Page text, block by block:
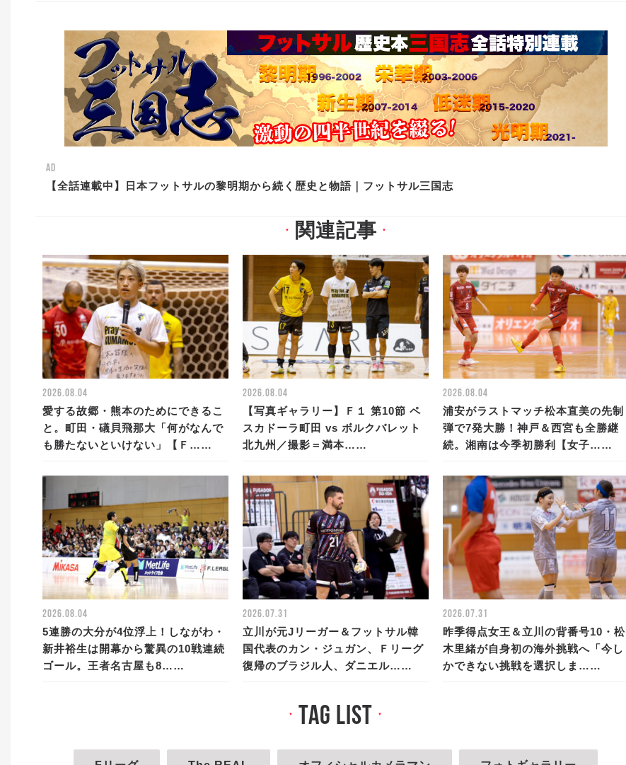
AD
【全話連載中】日本フットサルの黎明期から続く歴史と物語｜フットサル三国志
▼ 関連記事 ▼
2026.08.04
愛する故郷・熊本のためにできるこ
と。町田・礒貝飛那大「何がなんで
も勝たないといけない」【Ｆ……
2026.08.04
【写真ギャラリー】Ｆ１ 第10節 ペ
スカドーラ町田 vs ボルクバレット
北九州／撮影＝満本……
2026.08.04
浦安がラストマッチ松本直美の先制
弾で7発大勝！神戸＆西宮も全勝継
続。湘南は今季初勝利【女子……
2026.08.04
5連勝の大分が4位浮上！しながわ・
新井裕生は開幕から驚異の10戦連続
ゴール。王者名古屋も8……
2026.07.31
立川が元Jリーガー＆フットサル韓
国代表のカン・ジュガン、Ｆリーグ
復帰のブラジル人、ダニエル……
2026.07.31
昨季得点女王＆立川の背番号10・松
木里緒が自身初の海外挑戦へ「今し
かできない挑戦を選択しま……
▼ tag list ▼